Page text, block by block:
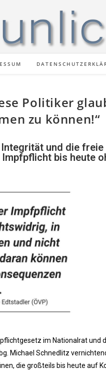
Politiker
zu können!“
und die
bis heute
im Nationalrat und
Michael Schnedlitz
die großteils bis heute auf